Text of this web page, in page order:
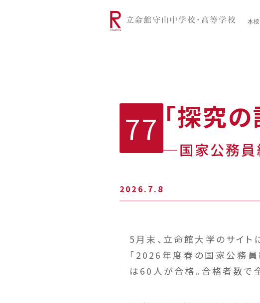
本
77 「探究
─国家公務員
2026.7.8
5月末、立命館大学のサイト
「2026年度春の国家公務
は60人が合格。合格者数で